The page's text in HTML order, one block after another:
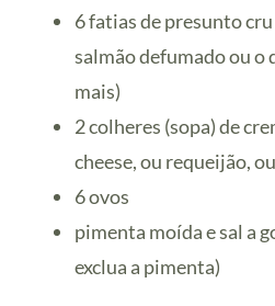
6 fatias de presunto
salmão defumado ou o
mais)
2 colheres (sopa) de
cheese, ou requeijão,
6 ovos
pimenta moída e sal a
exclua a pimenta)